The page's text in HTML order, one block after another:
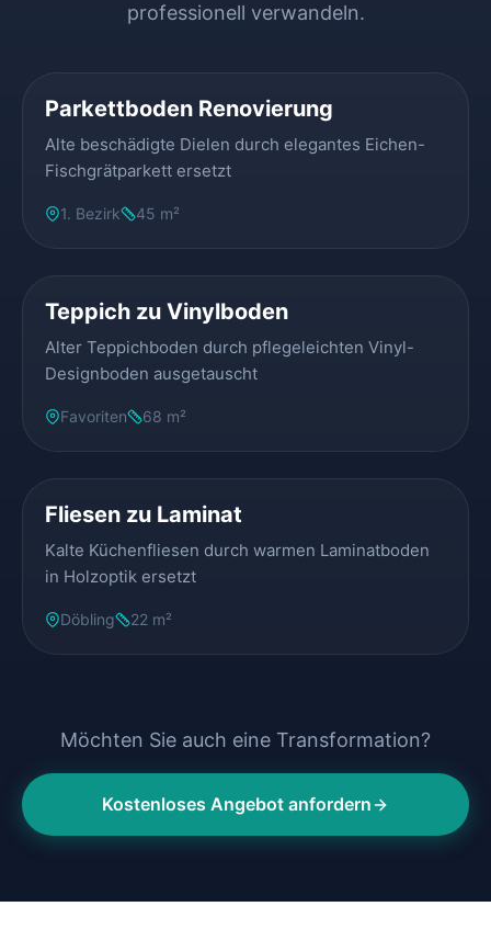
professionell verwandeln.
Parkettboden Renovierung
Alte beschädigte Dielen durch elegantes Eichen-
Fischgrätparkett ersetzt
1. Bezirk 45 m²
Teppich zu Vinylboden
Alter Teppichboden durch pflegeleichten Vinyl-
Designboden ausgetauscht
Favoriten 68 m²
Fliesen zu Laminat
Kalte Küchenfliesen durch warmen Laminatboden
in Holzoptik ersetzt
Döbling 22 m²
Möchten Sie auch eine Transformation?
Kostenloses Angebot anfordern